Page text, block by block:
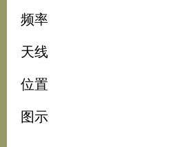
频率
天线
位置
图示